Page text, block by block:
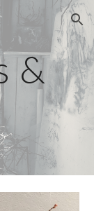
to navigation
&